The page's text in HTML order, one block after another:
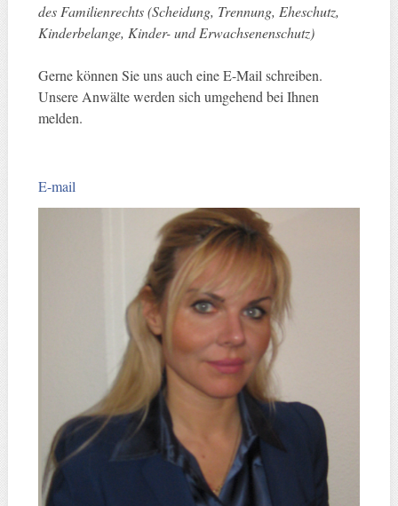
des Familienrechts (Scheidung, Trennung, Eheschutz,
Kinderbelange, Kinder- und Erwachsenenschutz)
Gerne können Sie uns auch eine E-Mail schreiben.
Unsere Anwälte werden sich umgehend bei Ihnen
melden.
E-mail